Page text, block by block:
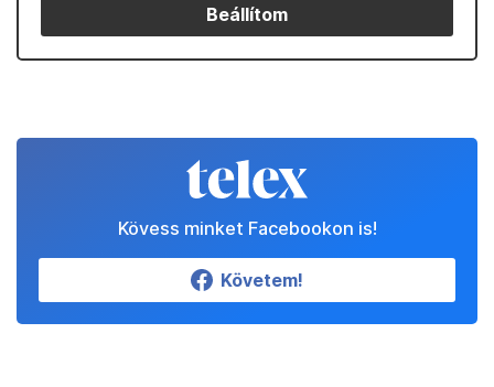
Beállítom
Kövess minket Facebookon is!
Követem!